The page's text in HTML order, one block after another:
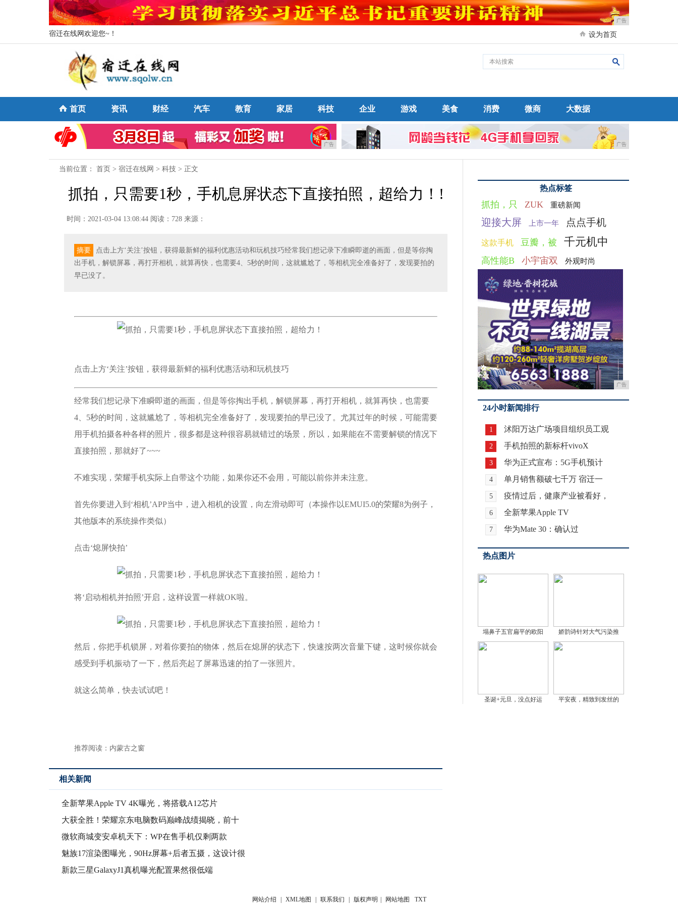
广告
宿迁在线网欢迎您~！ 设为首页
首页 资讯 财经 汽车 教育 家居 科技 企业 游戏 美食 消费 微商 大数据
广告 广告
当前位置： 首页 > 宿迁在线网 > 科技 > 正文
抓拍，只需要1秒，手机息屏状态下直接拍照，超给力！!
时间：2021-03-04 13:08:44 阅读：728 来源：
摘要
点击上方‘关注’按钮，获得最新鲜的福利优惠活动和玩机技巧经常我们想记录下准瞬即逝的画面，但是等你掏
出手机，解锁屏幕，再打开相机，就算再快，也需要4、5秒的时间，这就尴尬了，等相机完全准备好了，发现要拍的
早已没了。
点击上方‘关注’按钮，获得最新鲜的福利优惠活动和玩机技巧
经常我们想记录下准瞬即逝的画面，但是等你掏出手机，解锁屏幕，再打开相机，就算再快，也需要
4、5秒的时间，这就尴尬了，等相机完全准备好了，发现要拍的早已没了。尤其过年的时候，可能需要
用手机拍摄各种各样的照片，很多都是这种很容易就错过的场景，所以，如果能在不需要解锁的情况下
直接拍照，那就好了~~~
不难实现，荣耀手机实际上自带这个功能，如果你还不会用，可能以前你并未注意。
首先你要进入到‘相机’APP当中，进入相机的设置，向左滑动即可（本操作以EMUI5.0的荣耀8为例子，
其他版本的系统操作类似）
点击‘熄屏快拍’
将‘启动相机并拍照’开启，这样设置一样就OK啦。
然后，你把手机锁屏，对着你要拍的物体，然后在熄屏的状态下，快速按两次音量下键，这时候你就会
感受到手机振动了一下，然后亮起了屏幕迅速的拍了一张照片。
就这么简单，快去试试吧！
推荐阅读： 内蒙古之窗
相关新闻
全新苹果Apple TV 4K曝光，将搭载A12芯片
大获全胜！荣耀京东电脑数码巅峰战绩揭晓，前十
揽八
微软商城变安卓机天下：WP在售手机仅剩两款
魅族17渲染图曝光，90Hz屏幕+后者五摄，这设计很
新款三星GalaxyJ1真机曝光配置果然很低端
热点标签
抓拍，只 ZUK 重磅新闻
迎接大屏 上市一年 点点手机
这款手机 豆瓣，被 千元机中
高性能B 小宇宙双 外观时尚
广告
24小时新闻排行
1 沭阳万达广场项目组织员工观
2 手机拍照的新标杆vivoX
3 华为正式宣布：5G手机预计
4 单月销售额破七千万 宿迁一
5 疫情过后，健康产业被看好，
6 全新苹果Apple TV
7 华为Mate 30：确认过
热点图片
塌鼻子五官扁平的欧阳 娇韵诗针对大气污染推
圣诞+元旦，没点好运 平安夜，精致到发丝的
网站介绍 XML地图 联系我们 版权声明 网站地图 TXT